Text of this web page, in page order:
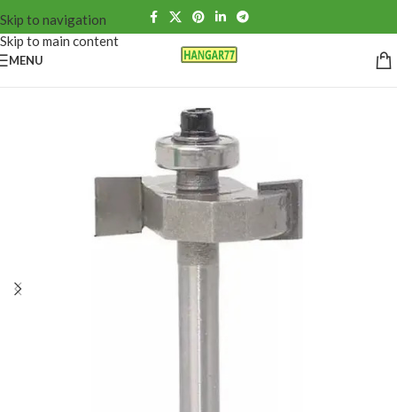
Skip to navigation
Skip to main content
MENU